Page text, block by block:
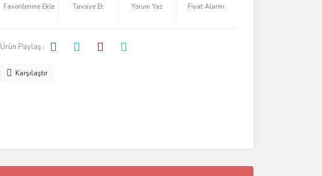
Tavsiye Et Yorum Yaz Fiyat Alarmı
Ürün Paylaş :
Karşılaştır